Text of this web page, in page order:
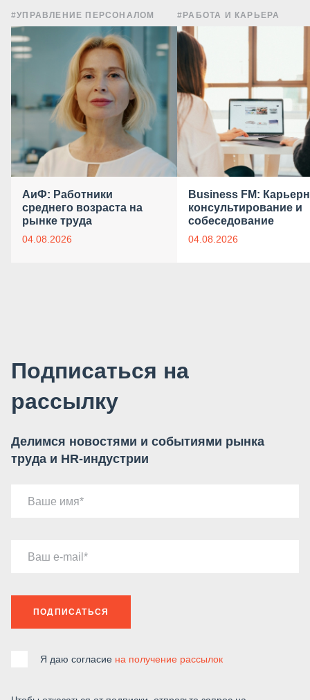
#УПРАВЛЕНИЕ ПЕРСОНАЛОМ
АиФ: Работники
среднего возраста на
рынке труда
04.08.2026
#РАБОТА И КАРЬЕРА
Business FM:
консультирование и
собеседование
04.08.2026
Подписаться на
рассылку
Делимся новостями и событиями рынка
труда и HR-индустрии
Ваше имя
Ваш e-mail
ПОДПИСАТЬСЯ
Я даю согласие на получение рассылок